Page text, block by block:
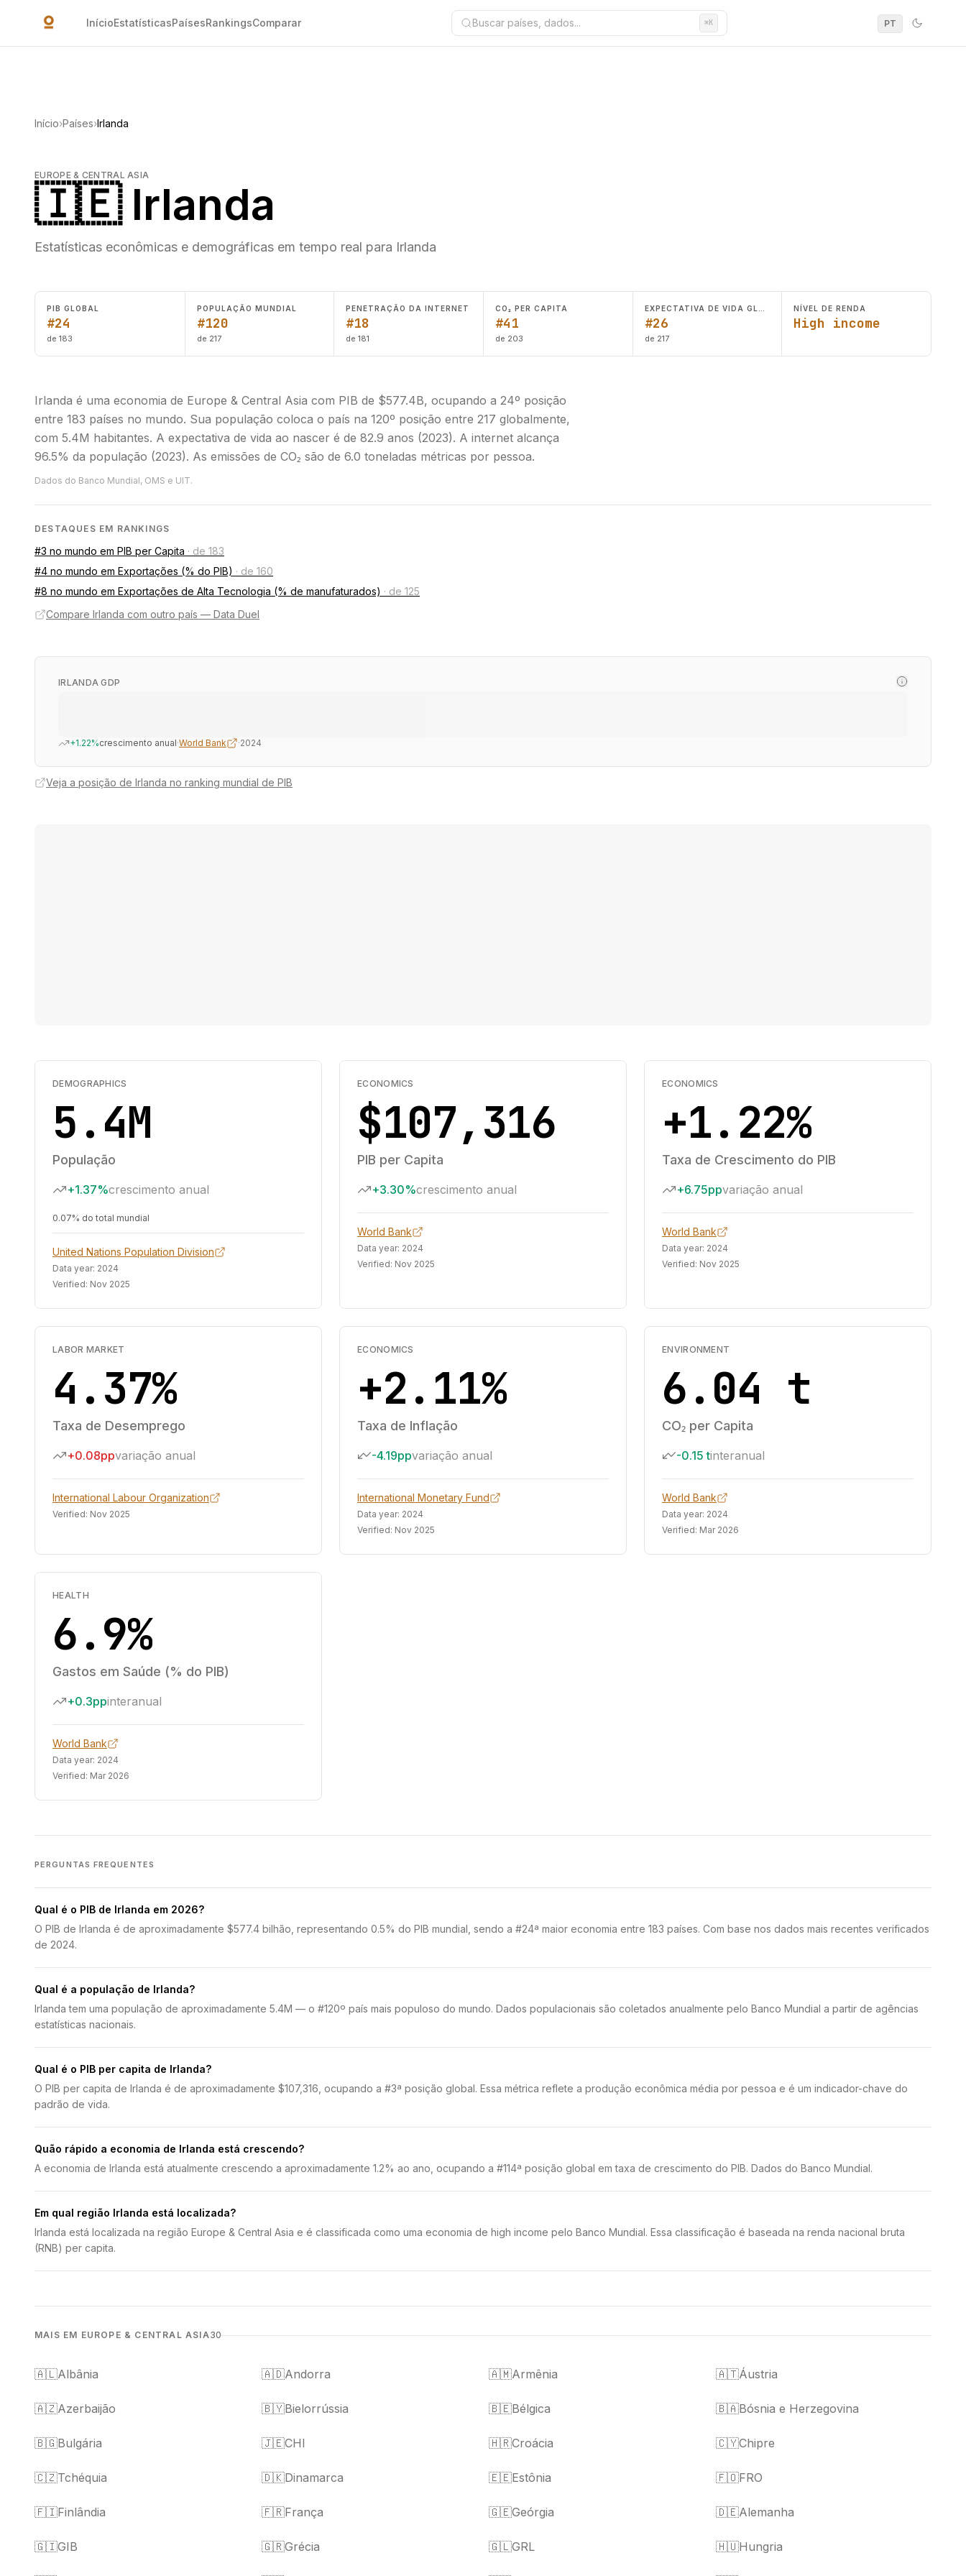
InícioEstatísticasPaísesRankingsComparar Buscar países, dados... ⌘K PT
Início›Países›Irlanda
EUROPE & CENTRAL ASIA
🇮🇪 Irlanda
Estatísticas econômicas e demográficas em tempo real para Irlanda
PIB GLOBAL
#24
de 183
POPULAÇÃO MUNDIAL
#120
de 217
PENETRAÇÃO DA INTERNET
#18
de 181
CO₂ PER CAPITA
#41
de 203
#26
de 217
NÍVEL DE RENDA
High income
Irlanda é uma economia de Europe & Central Asia com PIB de $577.4B, ocupando a 24º posição
entre 183 países no mundo. Sua população coloca o país na 120º posição entre 217 globalmente,
com 5.4M habitantes. A expectativa de vida ao nascer é de 82.9 anos (2023). A internet alcança
96.5% da população (2023). As emissões de CO₂ são de 6.0 toneladas métricas por pessoa.
Dados do Banco Mundial, OMS e UIT.
DESTAQUES EM RANKINGS
#3 no mundo em PIB per Capita · de 183
#4 no mundo em Exportações (% do PIB) · de 160
#8 no mundo em Exportações de Alta Tecnologia (% de manufaturados) · de 125
Compare Irlanda com outro país — Data Duel
IRLANDA GDP
+1.22%crescimento anual·World Bank ·2024
Veja a posição de Irlanda no ranking mundial de PIB
DEMOGRAPHICS
5.4M
População
+1.37%crescimento anual
0.07% do total mundial
United Nations Population Division
Data year: 2024
Verified: Nov 2025
ECONOMICS
$107,316
PIB per Capita
+3.30%crescimento anual
World Bank
Data year: 2024
Verified: Nov 2025
ECONOMICS
+1.22%
Taxa de Crescimento do PIB
+6.75ppvariação anual
World Bank
Data year: 2024
Verified: Nov 2025
LABOR MARKET
4.37%
Taxa de Desemprego
+0.08ppvariação anual
International Labour Organization
Verified: Nov 2025
ECONOMICS
+2.11%
Taxa de Inflação
-4.19ppvariação anual
International Monetary Fund
Data year: 2024
Verified: Nov 2025
ENVIRONMENT
6.04 t
CO₂ per Capita
-0.15 tinteranual
World Bank
Data year: 2024
Verified: Mar 2026
HEALTH
6.9%
Gastos em Saúde (% do PIB)
+0.3ppinteranual
World Bank
Data year: 2024
Verified: Mar 2026
PERGUNTAS FREQUENTES
Qual é o PIB de Irlanda em 2026?
O PIB de Irlanda é de aproximadamente $577.4 bilhão, representando 0.5% do PIB mundial, sendo a #24ª maior economia entre 183 países. Com base nos dados mais recentes verificados
de 2024.
Qual é a população de Irlanda?
Irlanda tem uma população de aproximadamente 5.4M — o #120º país mais populoso do mundo. Dados populacionais são coletados anualmente pelo Banco Mundial a partir de agências
estatísticas nacionais.
Qual é o PIB per capita de Irlanda?
O PIB per capita de Irlanda é de aproximadamente $107,316, ocupando a #3ª posição global. Essa métrica reflete a produção econômica média por pessoa e é um indicador-chave do
padrão de vida.
Quão rápido a economia de Irlanda está crescendo?
A economia de Irlanda está atualmente crescendo a aproximadamente 1.2% ao ano, ocupando a #114ª posição global em taxa de crescimento do PIB. Dados do Banco Mundial.
Em qual região Irlanda está localizada?
Irlanda está localizada na região Europe & Central Asia e é classificada como uma economia de high income pelo Banco Mundial. Essa classificação é baseada na renda nacional bruta
(RNB) per capita.
MAIS EM EUROPE & CENTRAL ASIA30
🇦🇱Albânia 🇦🇩Andorra 🇦🇲Armênia 🇦🇹Áustria
🇦🇿Azerbaijão 🇧🇾Bielorrússia 🇧🇪Bélgica 🇧🇦Bósnia e Herzegovina
🇧🇬Bulgária 🇯🇪CHI 🇭🇷Croácia 🇨🇾Chipre
🇨🇿Tchéquia 🇩🇰Dinamarca 🇪🇪Estônia 🇫🇴FRO
🇫🇮Finlândia 🇫🇷França 🇬🇪Geórgia 🇩🇪Alemanha
🇬🇮GIB 🇬🇷Grécia 🇬🇱GRL 🇭🇺Hungria